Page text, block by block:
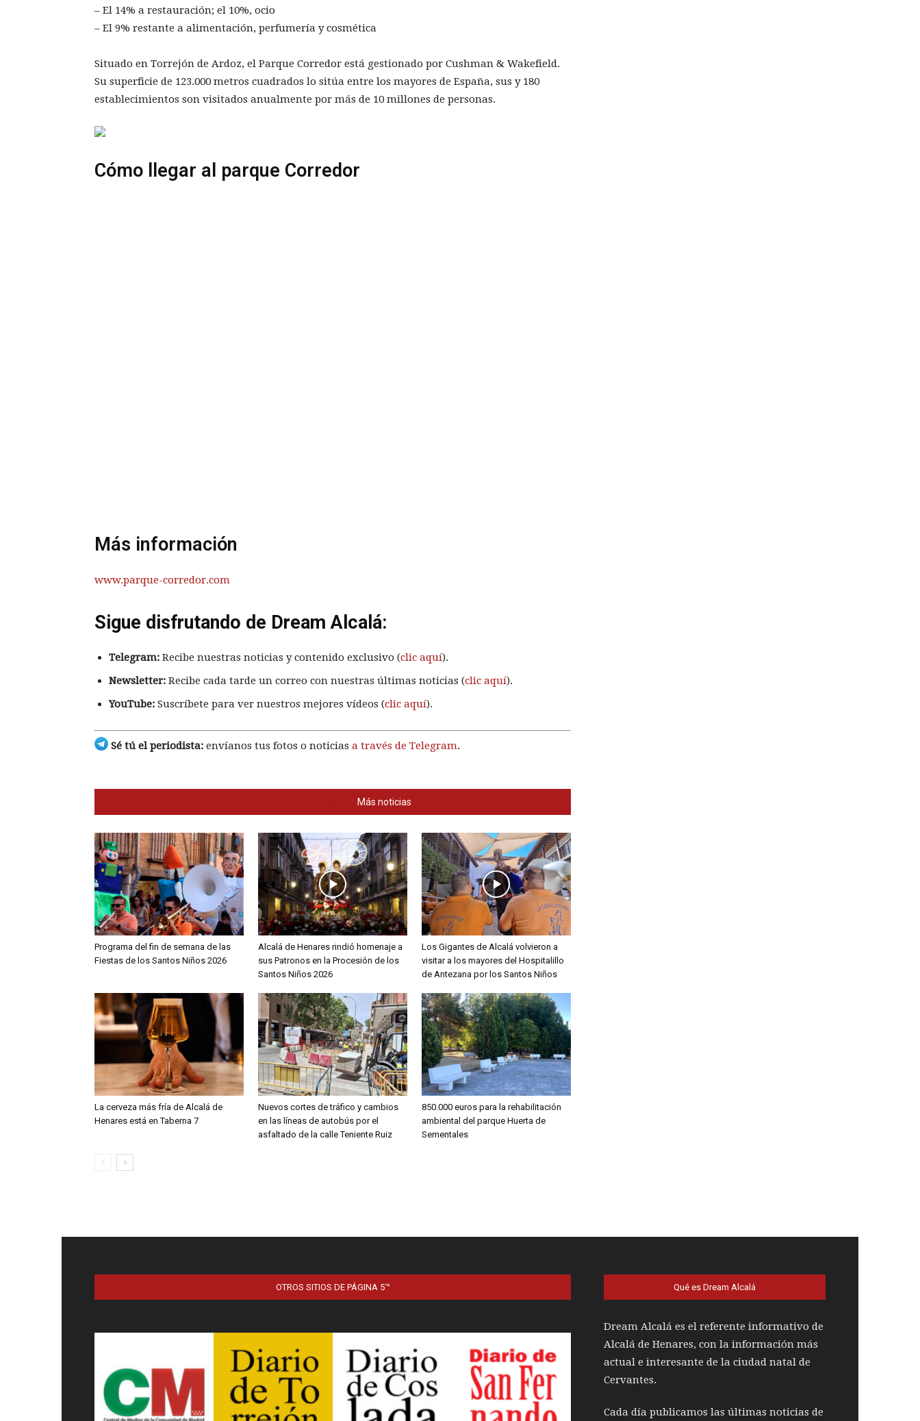
– El 14% a restauración; el 10%, ocio
– El 9% restante a alimentación, perfumería y cosmética
Situado en Torrejón de Ardoz, el Parque Corredor está gestionado por Cushman & Wakefield.
Su superficie de 123.000 metros cuadrados lo sitúa entre los mayores de España, sus y 180
establecimientos son visitados anualmente por más de 10 millones de personas.
Cómo llegar al parque Corredor
Más información
www.parque-corredor.com
Sigue disfrutando de Dream Alcalá:
Telegram: Recibe nuestras noticias y contenido exclusivo (clic aquí).
Newsletter: Recibe cada tarde un correo con nuestras últimas noticias (clic aquí).
YouTube: Suscríbete para ver nuestros mejores vídeos (clic aquí).
Sé tú el periodista: envíanos tus fotos o noticias a través de Telegram.
Más noticias
Programa del fin de semana de las
Fiestas de los Santos Niños 2026
Alcalá de Henares rindió homenaje a
sus Patronos en la Procesión de los
Santos Niños 2026
Los Gigantes de Alcalá volvieron a
visitar a los mayores del Hospitalillo
de Antezana por los Santos Niños
La cerveza más fría de Alcalá de
Henares está en Taberna 7
Nuevos cortes de tráfico y cambios
en las líneas de autobús por el
asfaltado de la calle Teniente Ruiz
850.000 euros para la rehabilitación
ambiental del parque Huerta de
Sementales
OTROS SITIOS DE PÁGINA 5™ Qué es Dream Alcalá
Dream Alcalá es el referente informativo de
Alcalá de Henares, con la información más
actual e interesante de la ciudad natal de
Cervantes.
Cada día publicamos las últimas noticias de